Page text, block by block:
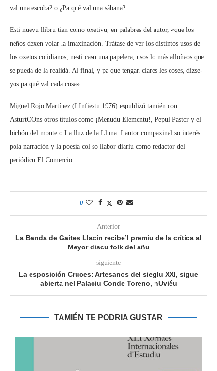
val una escoba? o ¿Pa qué val una sábana?.
Esti nuevu llibru tien como oxetivu, en palabres del autor, «que los
neños dexen volar la imaxinación. Trátase de ver los distintos usos de
los oxetos cotidianos, nesti casu una papelera, usos lo más alloñaos que
se pueda de la realidá. Al final, y pa que tengan clares les coses, dízse-
yos pa qué val cada cosa».
Miguel Rojo Martínez (LInfiestu 1976) espublizó tamién con
AsturtOOns otros títulos como ¡Menudu Elementu!, Pepul Pastor y el
bichón del monte o La lluz de la Lluna. Lautor compaxinal so interés
pola narración y la poesía col so llabor diariu como redactor del
periódicu El Comercio.
0
Anterior
La Banda de Gaites Llacín recibe’l premiu de la crítica al
Meyor discu folk del añu
siguiente
La esposición Cruces: Artesanos del sieglu XXI, sigue
abierta nel Palaciu Conde Toreno, nUviéu
TAMIÉN TE PODRIA GUSTAR